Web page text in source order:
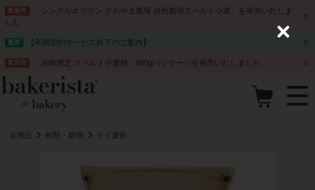
新発売
「シングルオリジン さわやま農場 自然栽培スペルト小麦」を発売いたしま
した
重要 【年間契約サービス終了のご案内】
新発売 「岩崎博之 スペルト小麦粉」800gパッケージを発売いたしました
全商品 粉類・穀物 ライ麦粉
C